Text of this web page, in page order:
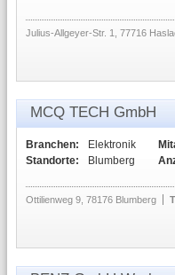
Julius-Allgeyer-Str. 1, 77716
MCQ TECH GmbH
Branchen:
Elektronik
Standorte:
Blumberg
Ottilienweg 9, 78176 Blumberg